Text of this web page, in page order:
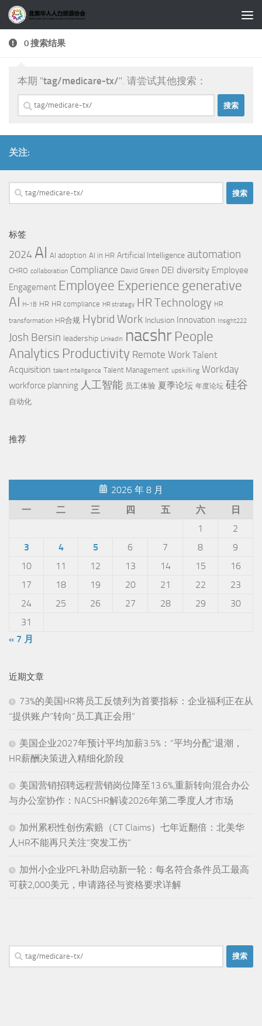
跳至内容
0 搜索结果
本期 "tag/medicare-tx/". 请尝试其他搜索：
搜
索：
关注:
搜
索：
标签
2024 AI AI adoption AI in HR Artificial Intelligence automation
CHRO collaboration Compliance David Green DEI diversity Employee
Engagement Employee Experience generative
AI H-1B HR HR compliance HR strategy HR Technology HR
transformation HR合规 Hybrid Work Inclusion Innovation Insight222
Josh Bersin leadership Linkedin nacshr People
Analytics Productivity Remote Work Talent
Acquisition talent intelligence Talent Management upskilling Workday
workforce planning 人工智能 员工体验 夏季论坛 年度论坛 硅谷
自动化
推荐
2026 年 8 月
一
二 三 四 五 六
日
1
2
3
4 5 6 7 8
9
10
11 12 13 14 15
16
17
18 19 20 21 22
23
24
25 26 27 28 29
30
31
« 7 月
近期文章
73%的美国HR将员工反馈列为首要指标：企业福利正在从
“提供账户”转向“员工真正会用”
美国企业2027年预计平均加薪3.5%：“平均分配”退潮，
HR薪酬决策进入精细化阶段
美国营销招聘远程营销岗位降至13.6%,重新转向混合办公
与办公室协作：NACSHR解读2026年第二季度人才市场
加州累积性创伤索赔（CT Claims）七年近翻倍：北美华
人HR不能再只关注“突发工伤”
加州小企业PFL补助启动新一轮：每名符合条件员工最高
可获2,000美元，申请路径与资格要求详解
搜
索：